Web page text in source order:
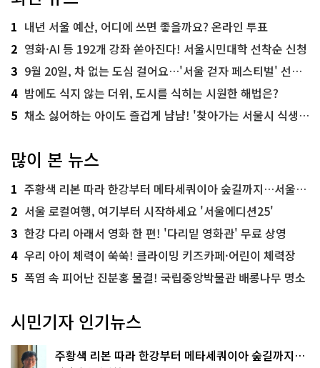
1 내년 서울 예산, 어디에 쓰면 좋을까요? 온라인 투표
2 영화·AI 등 192개 강좌 쏟아진다! 서울시민대학 선착순 신청
3 9월 20일, 차 없는 도심 걸어요…'서울 걷자 페스티벌' 선착순 5천명
4 밤에도 식지 않는 더위, 도시를 식히는 시원한 해법은?
5 채소 싫어하는 아이도 즐겁게 냠냠! '찾아가는 서울시 식생활 교육' 현장
많이 본 뉴스
1 주황색 리본 따라 한강부터 메타세쿼이아 숲길까지…서울둘레길 15코스
2 서울 로컬여행, 여기부터 시작하세요 '서울에디션25'
3 한강 다리 아래서 영화 한 편! '다리밑 영화관' 무료 상영
4 우리 아이 체력이 쑥쑥! 클라이밍 키즈카페·어린이 체력장
5 폭염 속 피어난 진분홍 물결! 국립중앙박물관 배롱나무 명소
시민기자 인기뉴스
주황색 리본 따라 한강부터 메타세쿼이아 숲길까지…